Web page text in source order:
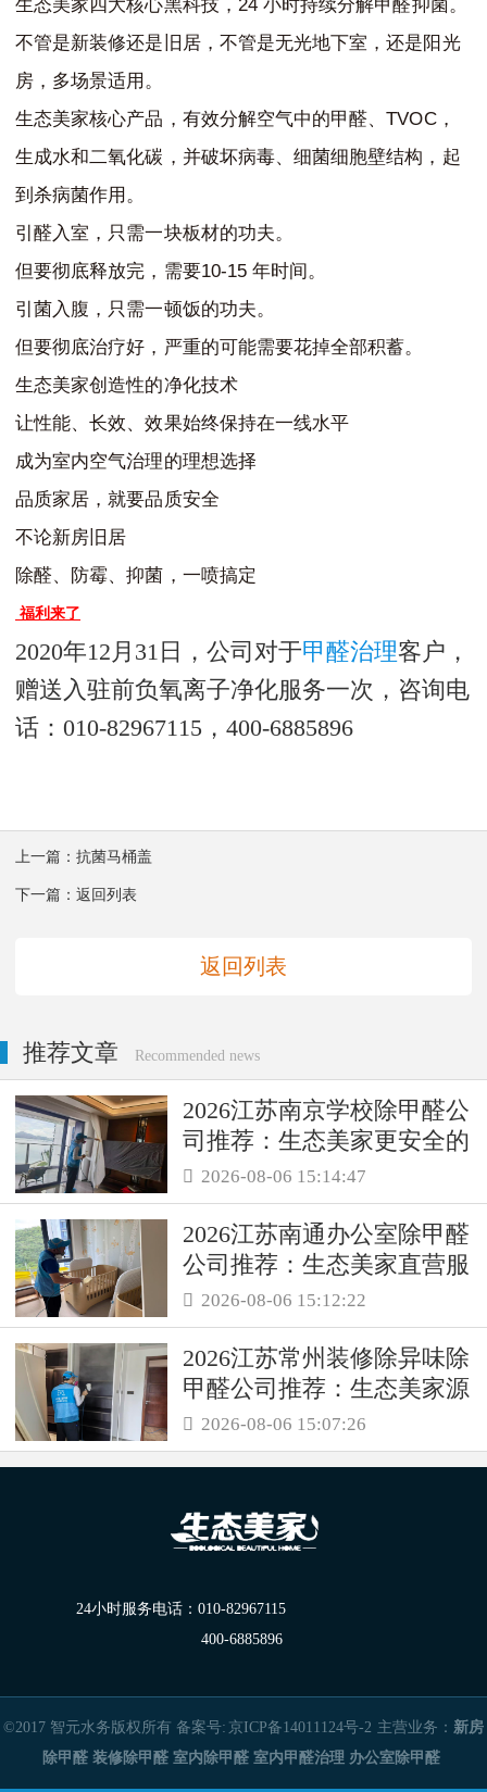
生态美家四大核心黑科技，
小时持续分解甲醛抑菌。
不管是新装修还是旧居，不管是无光地下室，还是阳光
房，多场景适用。
生态美家核心产品，有效分解空气中的甲醛、TVOC，
生成水和二氧化碳，并破坏病毒、细菌细胞壁结构，起
到杀病菌作用。
引醛入室，只需一块板材的功夫。
但要彻底释放完，需要10-15年时间。
引菌入腹，只需一顿饭的功夫。
但要彻底治疗好，严重的可能需要花掉全部积蓄。
生态美家创造性的净化技术
让性能、长效、效果始终保持在一线水平
成为室内空气治理的理想选择
品质家居，就要品质安全
不论新房旧居
除醛、防霉、抑菌，一喷搞定
福利来了
2020年12月31日，公司对于甲醛治理客户，
赠送入驻前负氧离子净化服务一次，咨询电
话：010-82967115，400-6885896
上一篇： 抗菌马桶盖
下一篇： 返回列表
返回列表
推荐文章 Recommended news
2026江苏南京学校除甲醛公
司推荐：生态美家更安全的
母婴级治理服务！
 2026-08-06 15:14:47
2026江苏南通办公室除甲醛
公司推荐：生态美家直营服
务保障职场空气品质
 2026-08-06 15:12:22
2026江苏常州装修除异味除
甲醛公司推荐：生态美家源
头消解复合装修污染
 2026-08-06 15:07:26
24小时服务电话： 010-82967115
400-6885896
©2017 智元水务版权所有 备案号: 京ICP备14011124号-2 主营业务： 新房
除甲醛 装修除甲醛 室内除甲醛 室内甲醛治理 办公室除甲醛